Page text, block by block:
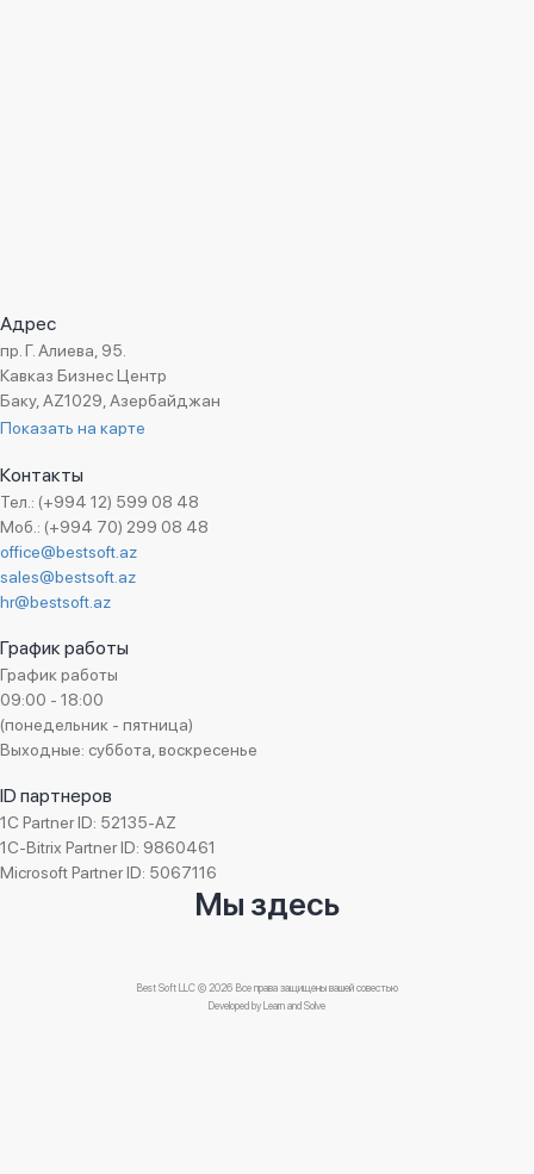
Адрес
пр. Г. Алиева, 95.
Кавказ Бизнес Центр
Баку, AZ1029, Азербайджан
Показать на карте
Контакты
Тел.: (+994 12) 599 08 48
Моб.: (+994 70) 299 08 48
office@bestsoft.az
sales@bestsoft.az
hr@bestsoft.az
График работы
График работы
09:00 - 18:00
(понедельник - пятница)
Выходные: суббота, воскресенье
ID партнеров
1C Partner ID: 52135-AZ
1C-Bitrix Partner ID: 9860461
Microsoft Partner ID: 5067116
Мы здесь
Best Soft LLC © 2026 Все права защищены вашей совестью
Developed byLearn and Solve